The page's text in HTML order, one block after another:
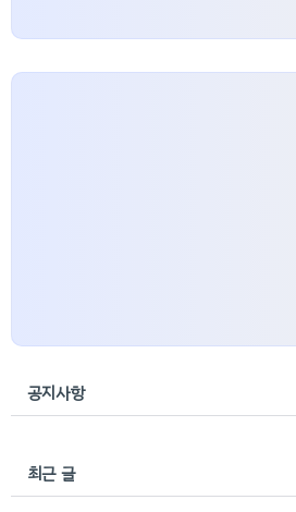
공지사항
최근 글